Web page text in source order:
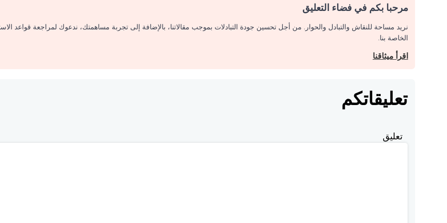
مرحبا بكم في فضاء التعليق
نريد مساحة للنقاش والتبادل والحوار. من أجل تحسين جودة التبادلات بموجب مقالاتنا، بالإضافة إلى تجربة مساهمتك، ندعوك لمراجعة قواعد
الخاصة بنا.
اقرأ ميثاقنا
تعليقاتكم
تعليق